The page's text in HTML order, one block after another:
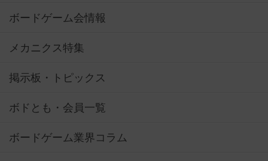
ボードゲーム会情報
メカニクス特集
掲示板・トピックス
ボドとも・会員一覧
ボードゲーム業界コラム